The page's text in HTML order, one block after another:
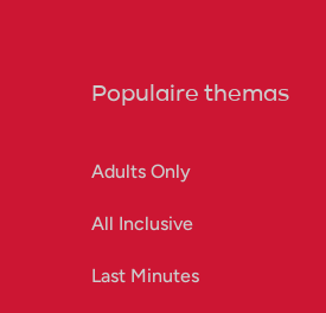
Populaire themas
Adults Only
All Inclusive
Last Minutes